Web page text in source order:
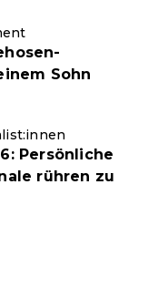
Sohn
Persönliche
rühren zu